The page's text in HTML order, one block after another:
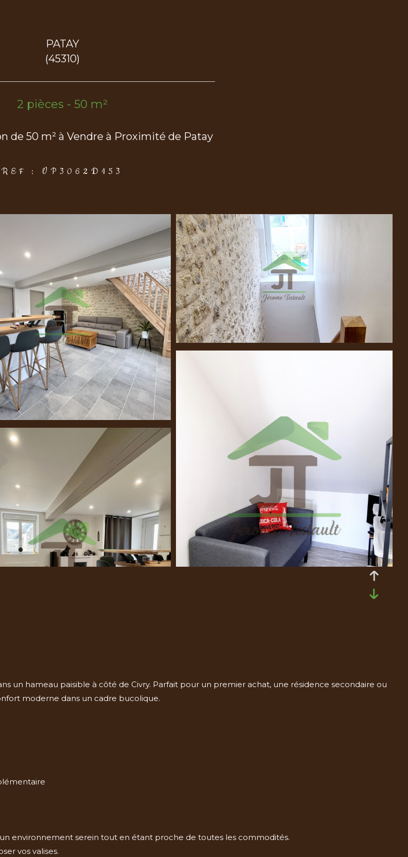
PATAY
(45310)
2 pièces - 50 m²
de 50 m² à Vendre à Proximité de Patay
REF : VP3062D153
un hameau paisible à côté de Civry. Parfait pour un premier achat, une résidence secondaire ou
moderne dans un cadre bucolique.
environnement serein tout en étant proche de toutes les commodités.
vos valises.